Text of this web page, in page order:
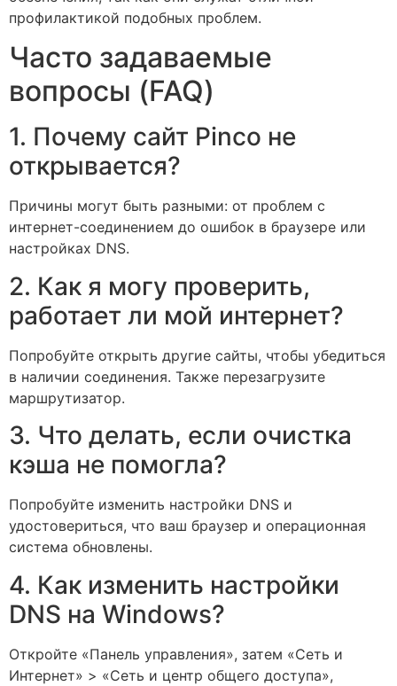
профилактикой подобных проблем.
Часто задаваемые
вопросы (FAQ)
1. Почему сайт Pinco не
открывается?
Причины могут быть разными: от проблем с
интернет-соединением до ошибок в браузере или
настройках DNS.
2. Как я могу проверить,
работает ли мой интернет?
Попробуйте открыть другие сайты, чтобы убедиться
в наличии соединения. Также перезагрузите
маршрутизатор.
3. Что делать, если очистка
кэша не помогла?
Попробуйте изменить настройки DNS и
удостовериться, что ваш браузер и операционная
система обновлены.
4. Как изменить настройки
DNS на Windows?
Откройте «Панель управления», затем «Сеть и
Интернет» > «Сеть и центр общего доступа»,